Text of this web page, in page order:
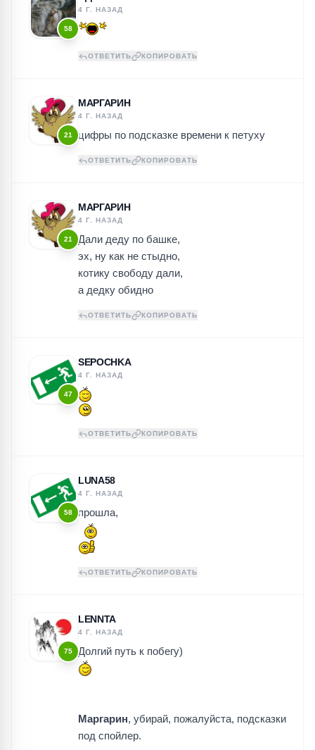
58
4 Г. НАЗАД
ОТВЕТИТЬ КОПИРОВАТЬ
21
МАРГАРИН
4 Г. НАЗАД
цифры по подсказке времени к петуху
ОТВЕТИТЬ КОПИРОВАТЬ
21
МАРГАРИН
4 Г. НАЗАД
Дали деду по башке,
эх, ну как не стыдно,
котику свободу дали,
а дедку обидно
ОТВЕТИТЬ КОПИРОВАТЬ
47
SEPOCHKA
4 Г. НАЗАД
ОТВЕТИТЬ КОПИРОВАТЬ
58
LUNA58
4 Г. НАЗАД
прошла,
ОТВЕТИТЬ КОПИРОВАТЬ
75
LENNTA
4 Г. НАЗАД
Долгий путь к побегу)
Маргарин, убирай, пожалуйста, подсказки
под спойлер.